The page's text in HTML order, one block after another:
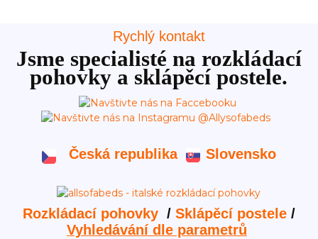
Rychlý kontakt
Jsme specialisté na rozkládací
pohovky a sklápěcí postele.
Česká republika Slovensko
Rozkládací pohovky / Sklápěcí postele/
Vyhledávání dle parametrů